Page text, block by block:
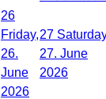
26
Friday,
26.
June
2026
27
27. June
2026